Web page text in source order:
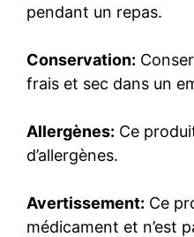
pendant un repas.
Conservation:
frais et sec dans un
Allergènes: Ce
d’allergènes.
Avertissement: Ce
médicament et n’est